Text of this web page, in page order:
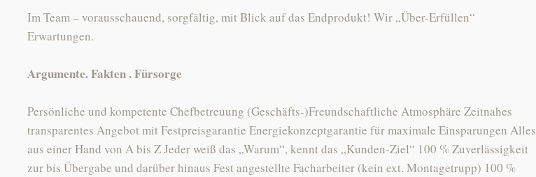
Im Team – vorausschauend, sorgfältig, mit Blick auf das Endprodukt! Wir „Über-Erfüllen“
Erwartungen.
Argumente. Fakten . Fürsorge
Persönliche und kompetente Chefbetreuung (Geschäfts-)Freundschaftliche Atmosphäre Zeitnahes
transparentes Angebot mit Festpreisgarantie Energiekonzeptgarantie für maximale Einsparungen Alles
aus einer Hand von A bis Z Jeder weiß das „Warum“, kennt das „Kunden-Ziel“ 100 % Zuverlässigkeit
zur bis Übergabe und darüber hinaus Fest angestellte Facharbeiter (kein ext. Montagetrupp) 100 %